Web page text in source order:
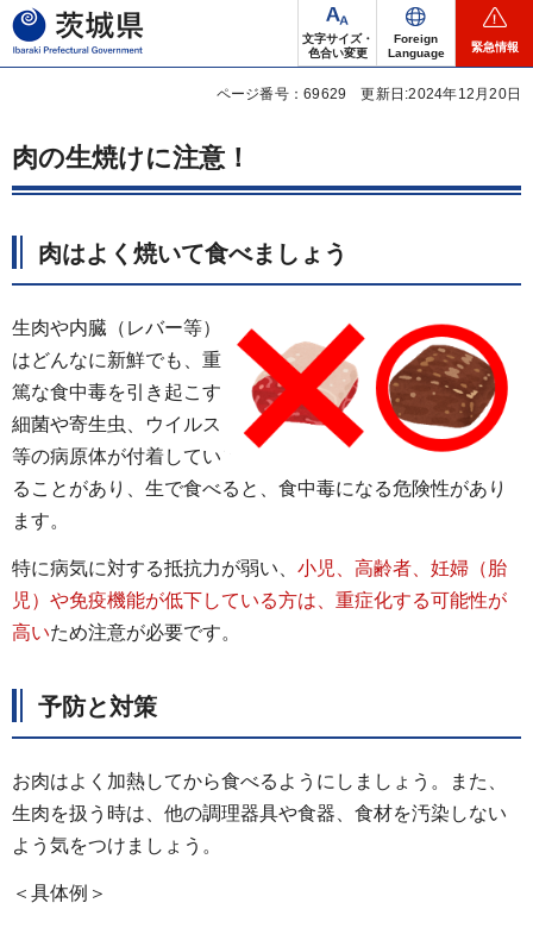
茨城県
文字サイズ・
色合い変更
Foreign
Language
緊急情報
ページ番号：69629 更新日:2024年12月20日
肉の生焼けに注意！
肉はよく焼いて食べましょう
生肉や内臓（レバー等）
はどんなに新鮮でも、重
篤な食中毒を引き起こす
細菌や寄生虫、ウイルス
等の病原体が付着してい
ることがあり、生で食べると、食中毒になる危険性があり
ます。
特に病気に対する抵抗力が弱い、 小児、高齢者、妊婦（胎
児）や免疫機能が低下している方は、重症化する可能性が
高いため注意が必要です。
予防と対策
お肉はよく加熱してから食べるようにしましょう。また、
生肉を扱う時は、他の調理器具や食器、食材を汚染しない
よう気をつけましょう。
＜具体例＞